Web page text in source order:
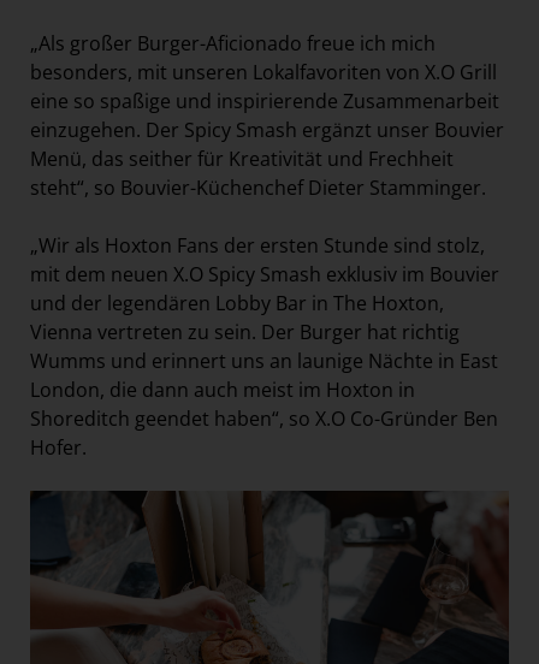
„Als großer Burger-Aficionado freue ich mich
besonders, mit unseren Lokalfavoriten von X.O Grill
eine so spaßige und inspirierende Zusammenarbeit
einzugehen. Der Spicy Smash ergänzt unser Bouvier
Menü, das seither für Kreativität und Frechheit
steht“, so Bouvier-Küchenchef Dieter Stamminger.
„Wir als Hoxton Fans der ersten Stunde sind stolz,
mit dem neuen X.O Spicy Smash exklusiv im Bouvier
und der legendären Lobby Bar in The Hoxton,
Vienna vertreten zu sein. Der Burger hat richtig
Wumms und erinnert uns an launige Nächte in East
London, die dann auch meist im Hoxton in
Shoreditch geendet haben“, so X.O Co-Gründer Ben
Hofer.